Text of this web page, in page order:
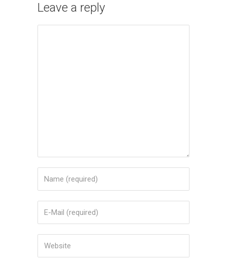
Leave a reply